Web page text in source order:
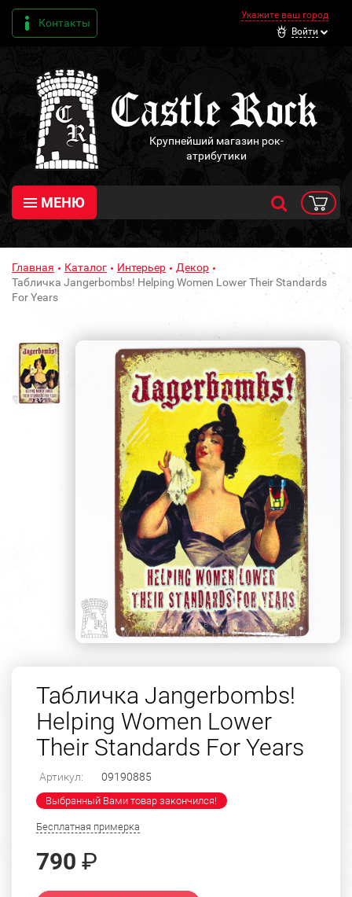
Контакты
Укажите ваш город
Войти
Крупнейший магазин рок-
атрибутики
МЕНЮ
Главная Каталог Интерьер
Декор
Табличка Jangerbombs! Helping Women Lower Their Standards
For Years
Табличка Jangerbombs!
Helping Women Lower
Their Standards For Years
Артикул: 09190885
Выбранный Вами товар закончился!
Бесплатная примерка
790 ₽